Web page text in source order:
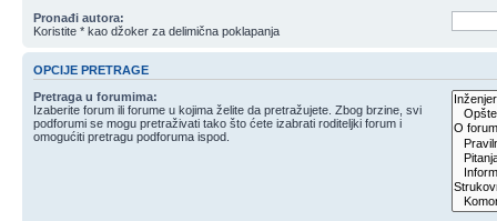
Pronađi autora:
Koristite * kao džoker za delimična poklapanja
OPCIJE PRETRAGE
Pretraga u forumima:
Izaberite forum ili forume u kojima želite da pretražujete. Zbog brzine, svi
podforumi se mogu pretraživati tako što ćete izabrati roditeljki forum i
omogućiti pretragu podforuma ispod.